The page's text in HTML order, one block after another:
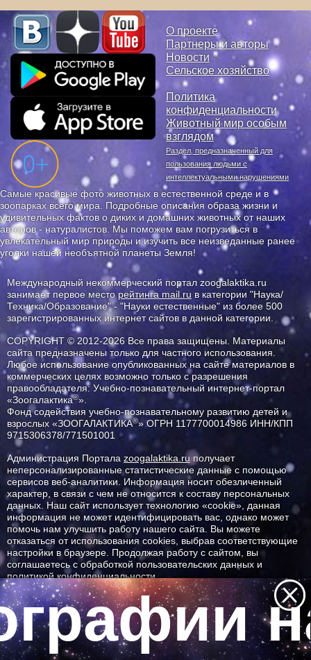
О проекте
Партнеры и авторы
Новости
Сельское хозяйство
Политика
конфиденциальности
Животный мир особым
взглядом
Раздел, предназначенный для
пользования людьми с
интеллектуальными нарушениями
Самые красивые фото животных в естественной среде и в
зоопарках всего мира. Подробные описания образа жизни и
удивительных фактов о диких и домашних животных от наших
авторов - натуралистов. Мы поможем вам погрузиться в
увлекательный мир природы и изучить все неизведанные ранее
уголки нашей необъятной планеты Земля!
Международный некоммерческий портал zoogalaktika.ru
занимает первое месторейтинга mail.ru в категории "Наука/
Техника/Образование" - "Науки естественные" из более 500
зарегистрированных интернет сайтов в данной категории.
COPYRIGHT © 2012-2026 Все права защищены. Материалы
сайта предназначены только для частного использования.
Любое использование опубликованных на сайте материалов в
коммерческих целях возможно только с разрешения
правообладателя: Учебно-познавательный интернет-портал
«Зоогалактика®».
Фонд содействия учебно-познавательному развитию детей и
взрослых «ЗООГАЛАКТИКА®» ОГРН 1177700014986 ИНН/КПП
9715306378/771501001
Администрация Портала zoogalaktika.ruполучает
неперсонализированные статистические данные с помощью
сервисов веб-аналитики. Информация носит обезличенный
характер, в связи с чем не относится к составу персональных
данных. Наш сайт использует технологию «cookie», данная
информация не может идентифицировать вас, однако может
помочь нам улучшить работу нашего сайта. Вы можете
отказаться от использования cookies, выбрав соответствующие
настройки в браузере. Продолжая работу с сайтом, вы
соглашаетесь с обработкой пользовательских данных и
политикой конфиденциальности.
ID ресурса: 11514